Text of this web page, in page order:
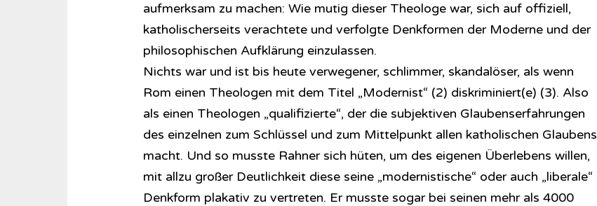
aufmerksam zu machen: Wie mutig dieser Theologe war, sich auf offiziell,
katholischerseits verachtete und verfolgte Denkformen der Moderne und der
philosophischen Aufklärung einzulassen.
Nichts war und ist bis heute verwegener, schlimmer, skandalöser, als wenn
Rom einen Theologen mit dem Titel „Modernist“ (2) diskriminiert(e) (3). Also
als einen Theologen „qualifizierte“, der die subjektiven Glaubenserfahrungen
des einzelnen zum Schlüssel und zum Mittelpunkt allen katholischen Glaubens
macht. Und so musste Rahner sich hüten, um des eigenen Überlebens willen,
mit allzu großer Deutlichkeit diese seine „modernistische“ oder auch „liberale“
Denkform plakativ zu vertreten. Er musste sogar bei seinen mehr als 4000